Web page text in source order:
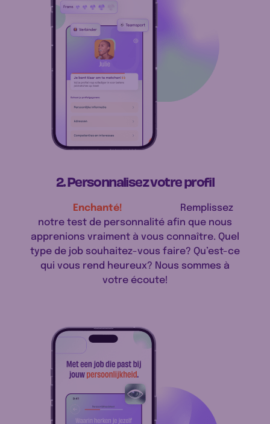
2. Personnalisez votre profil
Enchanté! Remplissez
notre test de personnalité afin que nous
apprenions vraiment à vous connaître. Quel
type de job souhaitez-vous faire? Qu’est-ce
qui vous rend heureux? Nous sommes à
votre écoute!